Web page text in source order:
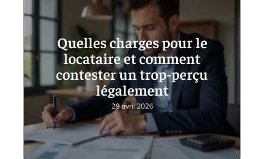
Quelles charges pour le
locataire et comment
contester un trop-perçu
légalement
29 avril 2026